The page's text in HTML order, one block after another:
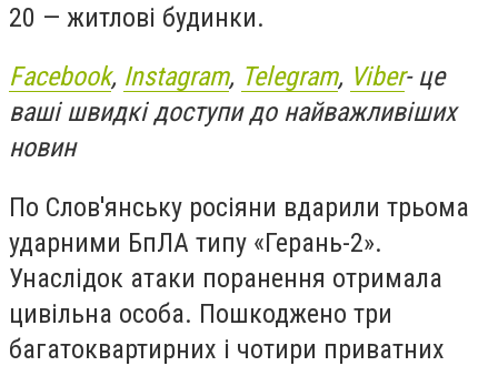
20 — житлові будинки.
Facebook, Instagram, Telegram, Viber- це
ваші швидкі доступи до найважливіших
новин
По Слов'янську росіяни вдарили трьома
ударними БпЛА типу «Герань-2».
Унаслідок атаки поранення отримала
цивільна особа. Пошкоджено три
багатоквартирних і чотири приватних